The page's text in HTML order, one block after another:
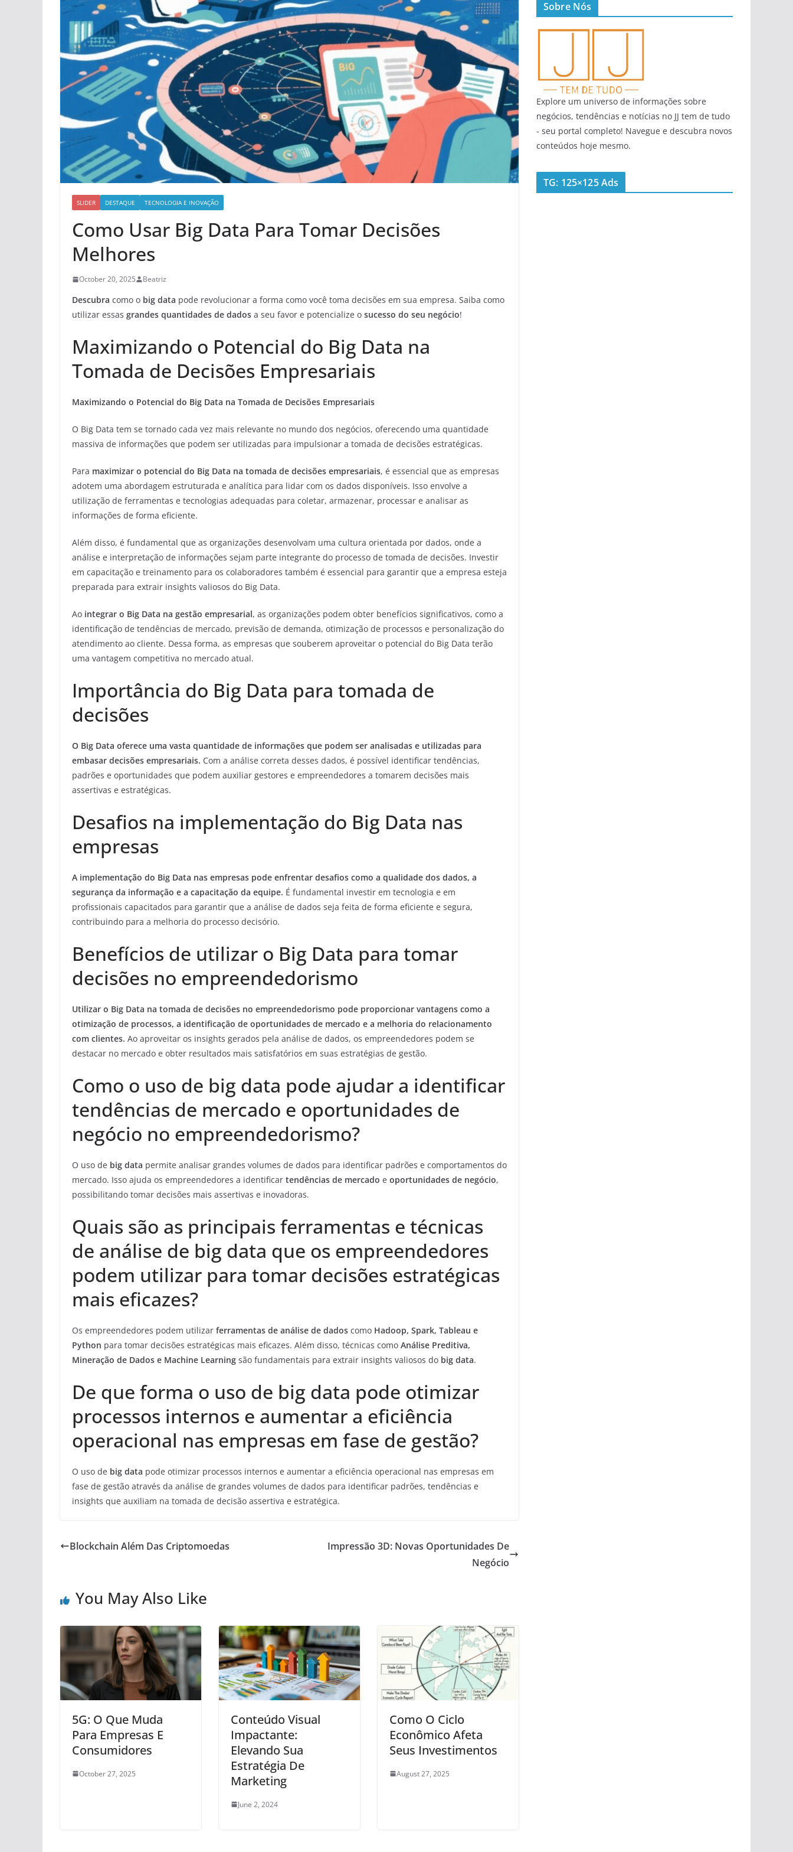
SLIDER DESTAQUE TECNOLOGIA E INOVAÇÃO
Como Usar Big Data Para Tomar Decisões
Melhores
October 20, 2025 Beatriz
Descubra como o big data pode revolucionar a forma como você toma decisões em sua empresa. Saiba como
utilizar essas grandes quantidades de dados a seu favor e potencialize o sucesso do seu negócio!
Maximizando o Potencial do Big Data na
Tomada de Decisões Empresariais
Maximizando o Potencial do Big Data na Tomada de Decisões Empresariais
O Big Data tem se tornado cada vez mais relevante no mundo dos negócios, oferecendo uma quantidade
massiva de informações que podem ser utilizadas para impulsionar a tomada de decisões estratégicas.
Para maximizar o potencial do Big Data na tomada de decisões empresariais, é essencial que as empresas
adotem uma abordagem estruturada e analítica para lidar com os dados disponíveis. Isso envolve a
utilização de ferramentas e tecnologias adequadas para coletar, armazenar, processar e analisar as
informações de forma eficiente.
Além disso, é fundamental que as organizações desenvolvam uma cultura orientada por dados, onde a
análise e interpretação de informações sejam parte integrante do processo de tomada de decisões. Investir
em capacitação e treinamento para os colaboradores também é essencial para garantir que a empresa esteja
preparada para extrair insights valiosos do Big Data.
Ao integrar o Big Data na gestão empresarial, as organizações podem obter benefícios significativos, como a
identificação de tendências de mercado, previsão de demanda, otimização de processos e personalização do
atendimento ao cliente. Dessa forma, as empresas que souberem aproveitar o potencial do Big Data terão
uma vantagem competitiva no mercado atual.
Importância do Big Data para tomada de
decisões
O Big Data oferece uma vasta quantidade de informações que podem ser analisadas e utilizadas para
embasar decisões empresariais. Com a análise correta desses dados, é possível identificar tendências,
padrões e oportunidades que podem auxiliar gestores e empreendedores a tomarem decisões mais
assertivas e estratégicas.
Desafios na implementação do Big Data nas
empresas
A implementação do Big Data nas empresas pode enfrentar desafios como a qualidade dos dados, a
segurança da informação e a capacitação da equipe. É fundamental investir em tecnologia e em
profissionais capacitados para garantir que a análise de dados seja feita de forma eficiente e segura,
contribuindo para a melhoria do processo decisório.
Benefícios de utilizar o Big Data para tomar
decisões no empreendedorismo
Utilizar o Big Data na tomada de decisões no empreendedorismo pode proporcionar vantagens como a
otimização de processos, a identificação de oportunidades de mercado e a melhoria do relacionamento
com clientes. Ao aproveitar os insights gerados pela análise de dados, os empreendedores podem se
destacar no mercado e obter resultados mais satisfatórios em suas estratégias de gestão.
Como o uso de big data pode ajudar a identificar
tendências de mercado e oportunidades de
negócio no empreendedorismo?
O uso de big data permite analisar grandes volumes de dados para identificar padrões e comportamentos do
mercado. Isso ajuda os empreendedores a identificar tendências de mercado e oportunidades de negócio,
possibilitando tomar decisões mais assertivas e inovadoras.
Quais são as principais ferramentas e técnicas
de análise de big data que os empreendedores
podem utilizar para tomar decisões estratégicas
mais eficazes?
Os empreendedores podem utilizar ferramentas de análise de dados como Hadoop, Spark, Tableau e
Python para tomar decisões estratégicas mais eficazes. Além disso, técnicas como Análise Preditiva,
Mineração de Dados e Machine Learning são fundamentais para extrair insights valiosos do big data.
De que forma o uso de big data pode otimizar
processos internos e aumentar a eficiência
operacional nas empresas em fase de gestão?
O uso de big data pode otimizar processos internos e aumentar a eficiência operacional nas empresas em
fase de gestão através da análise de grandes volumes de dados para identificar padrões, tendências e
insights que auxiliam na tomada de decisão assertiva e estratégica.
Blockchain Além Das Criptomoedas
Impressão 3D: Novas Oportunidades De
Negócio
You May Also Like
5G: O Que Muda
Para Empresas E
Consumidores
October 27, 2025
Conteúdo Visual
Impactante:
Elevando Sua
Estratégia De
Marketing
June 2, 2024
Como O Ciclo
Econômico Afeta
Seus Investimentos
August 27, 2025
Sobre Nós
Explore um universo de informações sobre
negócios, tendências e notícias no JJ tem de tudo
- seu portal completo! Navegue e descubra novos
conteúdos hoje mesmo.
TG: 125×125 Ads